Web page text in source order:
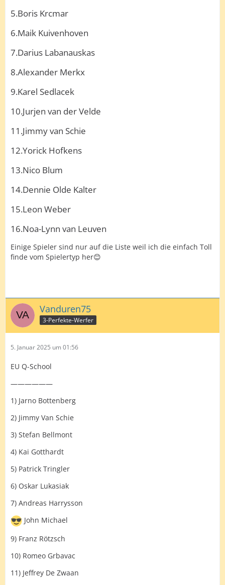
5.Boris Krcmar
6.Maik Kuivenhoven
7.Darius Labanauskas
8.Alexander Merkx
9.Karel Sedlacek
10.Jurjen van der Velde
11.Jimmy van Schie
12.Yorick Hofkens
13.Nico Blum
14.Dennie Olde Kalter
15.Leon Weber
16.Noa-Lynn van Leuven
Einige Spieler sind nur auf die Liste weil ich die einfach Toll
finde vom Spielertyp her😊
Vanduren75
3-Perfekte-Werfer
5. Januar 2025 um 01:56
EU Q-School
——————
1) Jarno Bottenberg
2) Jimmy Van Schie
3) Stefan Bellmont
4) Kai Gotthardt
5) Patrick Tringler
6) Oskar Lukasiak
7) Andreas Harrysson
John Michael
9) Franz Rötzsch
10) Romeo Grbavac
11) Jeffrey De Zwaan